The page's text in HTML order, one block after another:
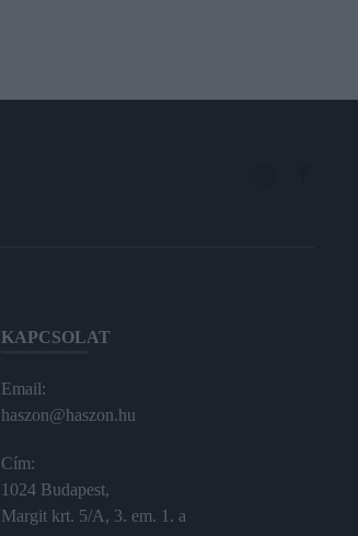
KAPCSOLAT
Email:
haszon@haszon.hu
Cím:
1024 Budapest,
Margit krt. 5/A, 3. em. 1. a